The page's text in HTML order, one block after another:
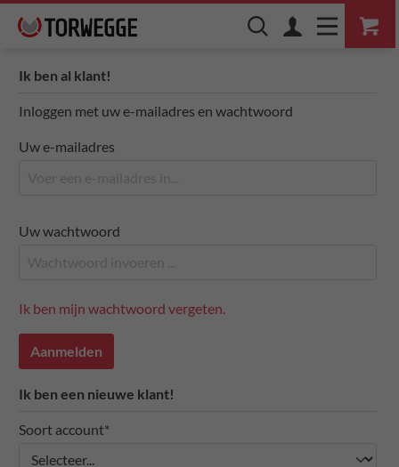
Ik ben al klant!
Inloggen met uw e-mailadres en wachtwoord
Uw e-mailadres
Uw wachtwoord
Ik ben mijn wachtwoord vergeten.
Aanmelden
Ik ben een nieuwe klant!
Soort account*